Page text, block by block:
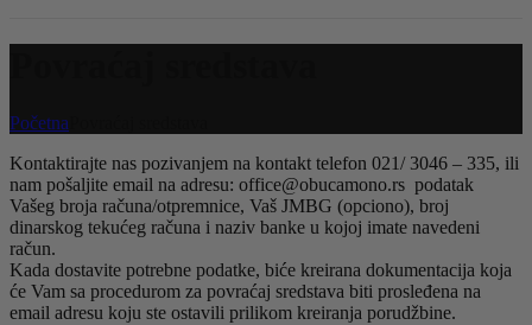
Početna
Kontaktirajte nas pozivanjem na kontakt telefon 021/ 3046 – 335, ili
nam pošaljite email na adresu: office@obucamono.rs podatak
Vašeg broja računa/otpremnice, Vaš JMBG (opciono), broj
dinarskog tekućeg računa i naziv banke u kojoj imate navedeni
račun.
Kada dostavite potrebne podatke, biće kreirana dokumentacija koja
će Vam sa procedurom za povraćaj sredstava biti prosleđena na
email adresu koju ste ostavili prilikom kreiranja porudžbine.